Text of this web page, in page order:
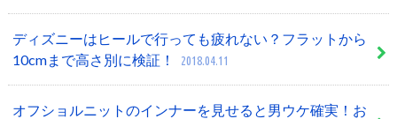
ディズニーはヒールで行っても疲れない？フラットから
10cmまで高さ別に検証！
2018.04.11
オフショルニットのインナーを見せると男ウケ確実！お